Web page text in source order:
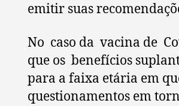
emitir suas
No caso da vacina de
que os benefícios
para a faixa etária em
questionamentos em